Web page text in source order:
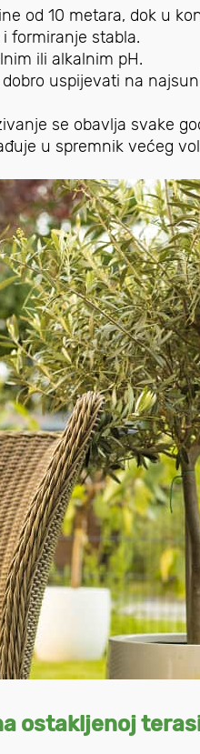
od 10 metara, dok u
formiranje stabla.
ili alkalnim pH.
uspijevati na
se obavlja svake
u spremnik većeg
ostakljenoj